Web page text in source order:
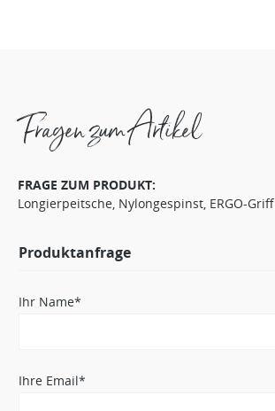
Fragen zum Artikel
FRAGE ZUM PRODUKT:
Longierpeitsche, Nylongespinst, ERGO-Griff
Produktanfrage
Ihr Name*
Ihre Email*